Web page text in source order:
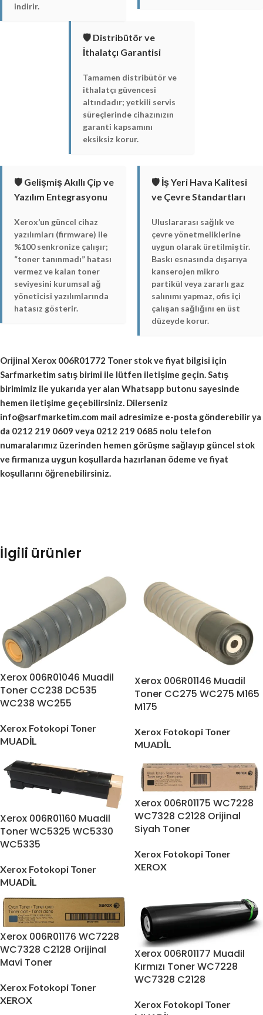
indirir.
🛡️ Distribütör ve
İthalatçı Garantisi
Tamamen distribütör ve
ithalatçı güvencesi
altındadır; yetkili servis
süreçlerinde cihazınızın
garanti kapsamını
eksiksiz korur.
🛡️ Gelişmiş Akıllı Çip ve
Yazılım Entegrasyonu
Xerox’un güncel cihaz
yazılımları (firmware) ile
%100 senkronize çalışır;
“toner tanınmadı” hatası
vermez ve kalan toner
seviyesini kurumsal ağ
yöneticisi yazılımlarında
hatasız gösterir.
🛡️ İş Yeri Hava Kalitesi
ve Çevre Standartları
Uluslararası sağlık ve
çevre yönetmeliklerine
uygun olarak üretilmiştir.
Baskı esnasında dışarıya
kanserojen mikro
partikül veya zararlı gaz
salınımı yapmaz, ofis içi
çalışan sağlığını en üst
düzeyde korur.
Orijinal Xerox 006R01772 Toner stok ve fiyat bilgisi için
Sarfmarketim satış birimi ile lütfen iletişime geçin. Satış
birimimiz ile yukarıda yer alan Whatsapp butonu sayesinde
hemen iletişime geçebilirsiniz. Dilerseniz
info@sarfmarketim.com mail adresimize e-posta gönderebilir ya
da 0212 219 0609 veya 0212 219 0685 nolu telefon
numaralarımız üzerinden hemen görüşme sağlayıp güncel stok
ve firmanıza uygun koşullarda hazırlanan ödeme ve fiyat
koşullarını öğrenebilirsiniz.
İlgili ürünler
Xerox 006R01046 Muadil
Toner CC238 DC535
WC238 WC255
Xerox Fotokopi Toner
MUADİL
Xerox 006R01146 Muadil
Toner CC275 WC275 M165
M175
Xerox Fotokopi Toner
MUADİL
Xerox 006R01160 Muadil
Toner WC5325 WC5330
WC5335
Xerox Fotokopi Toner
MUADİL
Xerox 006R01175 WC7228
WC7328 C2128 Orijinal
Siyah Toner
Xerox Fotokopi Toner
XEROX
Xerox 006R01176 WC7228
WC7328 C2128 Orijinal
Mavi Toner
Xerox Fotokopi Toner
XEROX
Xerox 006R01177 Muadil
Kırmızı Toner WC7228
WC7328 C2128
Xerox Fotokopi Toner